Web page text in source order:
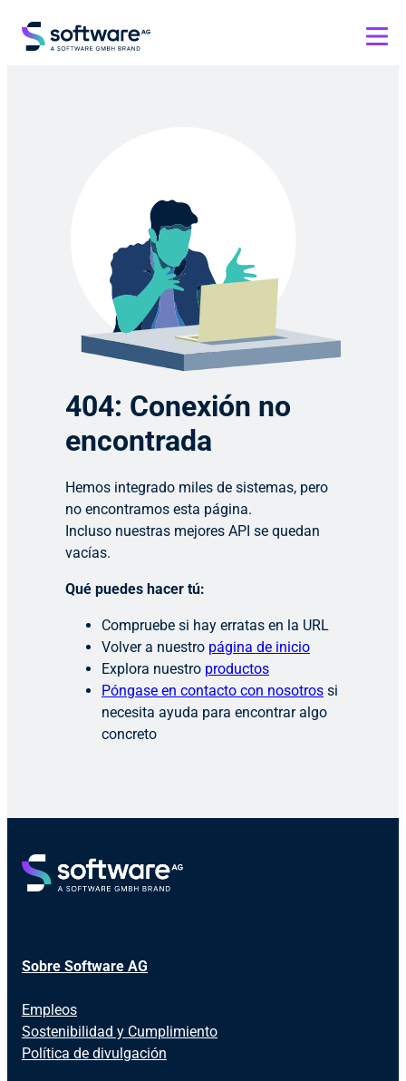
404: Conexión no
encontrada
Hemos integrado miles de sistemas, pero
no encontramos esta página.
Incluso nuestras mejores API se quedan
vacías.
Qué puedes hacer tú:
Compruebe si hay erratas en la URL
Volver a nuestro página de inicio
Explora nuestro productos
Póngase en contacto con nosotros si
necesita ayuda para encontrar algo
concreto
Sobre Software AG
Empleos
Sostenibilidad y Cumplimiento
Política de divulgación